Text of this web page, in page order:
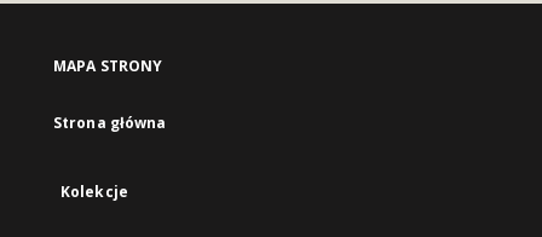
MAPA STRONY
Strona główna
Kolekcje